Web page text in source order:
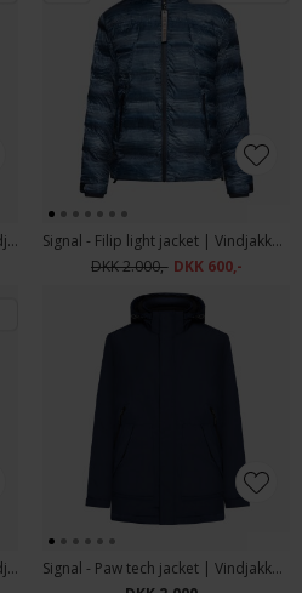
Signal - Philip bouble jacket | Vindjakke Black
Signal - Filip light jacket | Vindjakke Forest River
DKK 2.000,- DKK 600,-
Signal - Philip bouble jacket | Vindjakke Smokey Olive
Signal - Paw tech jacket | Vindjakke Deep Marine